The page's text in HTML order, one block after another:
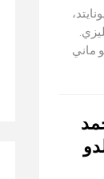
ساديو ماني